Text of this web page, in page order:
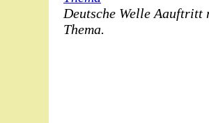
Deutsche Welle Aauftritt
Thema.